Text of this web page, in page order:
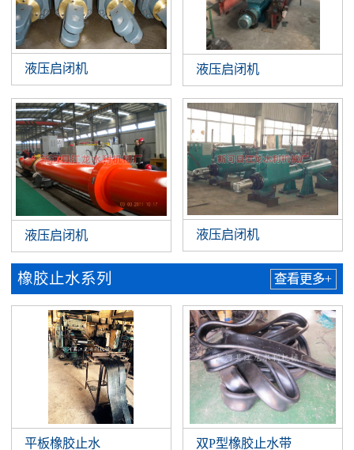
液压启闭机 液压启闭机
液压启闭机 液压启闭机
橡胶止水系列 查看更多+
平板橡胶止水 双P型橡胶止水带